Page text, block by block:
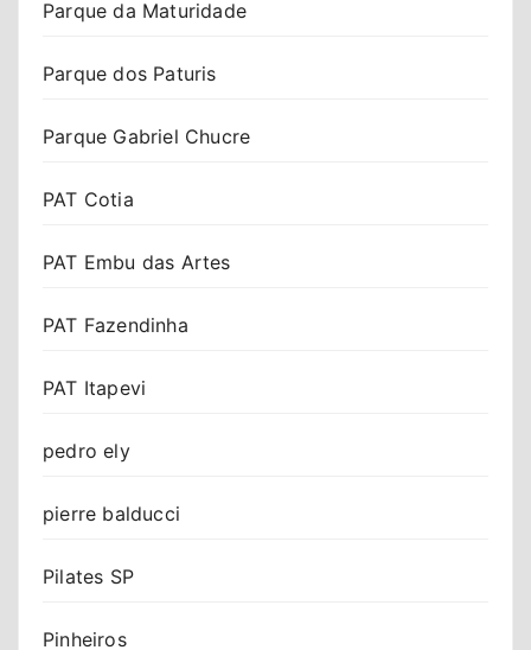
Parque da Maturidade
Parque dos Paturis
Parque Gabriel Chucre
PAT Cotia
PAT Embu das Artes
PAT Fazendinha
PAT Itapevi
pedro ely
pierre balducci
Pilates SP
Pinheiros